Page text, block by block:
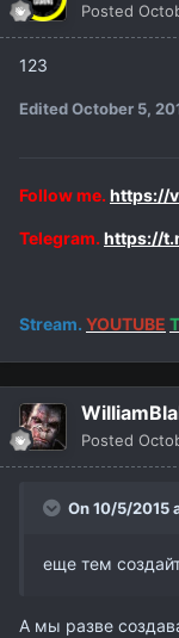
Posted
123
EditedOctober 5,
Follow me. https://
Telegram. https://
Stream. YOUTUBE
Posted
On 10/5/2015
еще тем
А мы разве